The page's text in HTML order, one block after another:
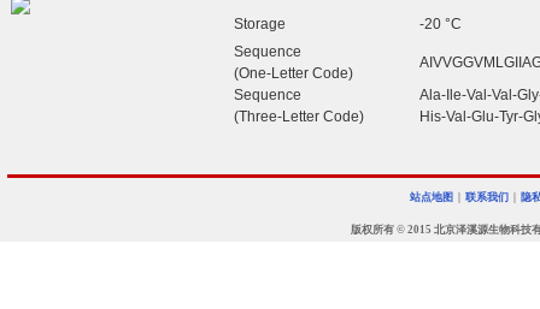
Storage
-20 °C
Sequence
(One-Letter Code)
Sequence
(Three-Letter Code)
Ala-Ile-Val-Val-
His-Val-Glu-Tyr-
站点地图 联系我们 隐
版权所有 © 2015 北京泽溪源生物科技